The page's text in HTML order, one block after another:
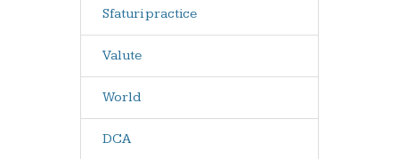
Sfaturi practice
Valute
World
DCA